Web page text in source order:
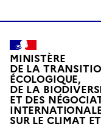
MINISTÈRE
DE LA
ÉCOLOGIQUE,
DE LA
ET DES
SUR LE CLIMAT